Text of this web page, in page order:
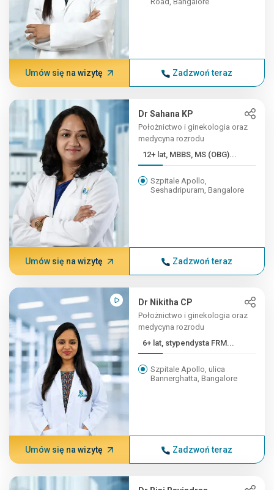
Umów się na wizytę Zadzwoń teraz
Dr Sahana KP
Położnictwo i ginekologia oraz
medycyna rozrodu
12+ lat, MBBS, MS (OBG)...
Szpitale Apollo,
Seshadripuram, Bangalore
Umów się na wizytę Zadzwoń teraz
Dr Nikitha CP
Położnictwo i ginekologia oraz
medycyna rozrodu
6+ lat, stypendysta FRM...
Szpitale Apollo, ulica
Bannerghatta, Bangalore
Umów się na wizytę Zadzwoń teraz